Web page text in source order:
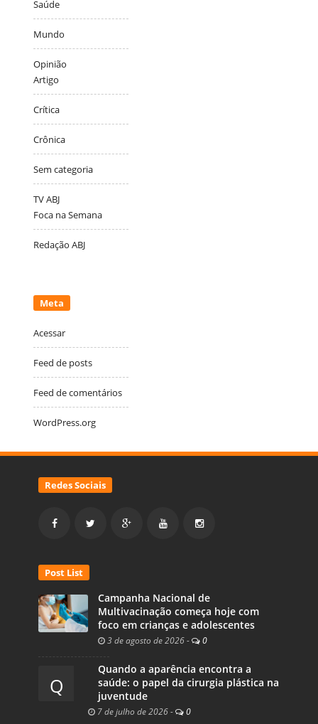
Saúde
Mundo
Opinião
Artigo
Crítica
Crônica
Sem categoria
TV ABJ
Foca na Semana
Redação ABJ
Meta
Acessar
Feed de posts
Feed de comentários
WordPress.org
Redes Sociais
Post List
Campanha Nacional de
Multivacinação começa hoje com
foco em crianças e adolescentes
3 de agosto de 2026 - 0
Q
Quando a aparência encontra a
saúde: o papel da cirurgia plástica na
juventude
7 de julho de 2026 - 0